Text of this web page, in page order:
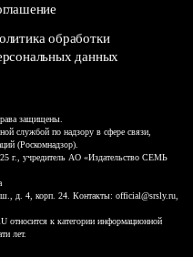
обработки
данных
защищены.
службой по надзору в сфере связи,
(Роскомнадзор).
г., учредитель АО «Издательство СЕМЬ
д. 4, корп. 24. Контакты: official@srsly.ru,
к категории информационной
лет.